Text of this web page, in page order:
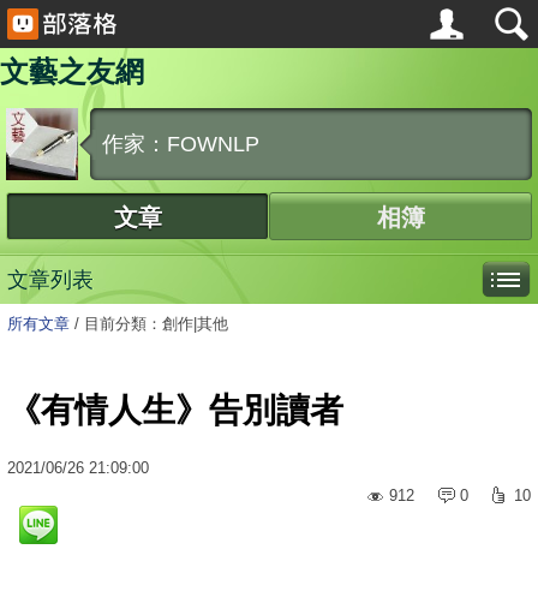
文藝之友網
作家：FOWNLP
文章 相簿
文章列表
所有文章 / 目前分類：創作|其他
《有情人生》告別讀者
2021/06/26 21:09:00
912
0 10